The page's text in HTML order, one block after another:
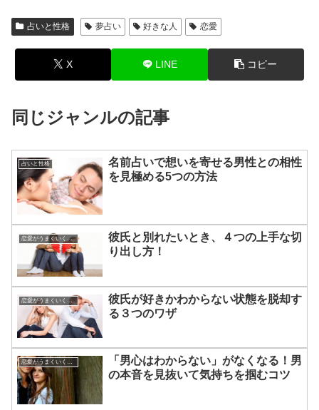
占いと性格 夢占い 好きな人 恋愛
X LINE コピー
同じジャンルの記事
占いと性格
名前占いで想いを寄せる男性との相性
を見極める5つの方法
恋愛がうまくいく方法
彼氏と別れたいとき、４つの上手な切
り出し方！
恋愛がうまくいく方法
彼氏が好きかわからない状態を脱却す
る３つのワザ
恋愛がうまくいく方法
「男心はわからない」がなくなる！男
の本音を見抜いて気持ちを掴むコツ